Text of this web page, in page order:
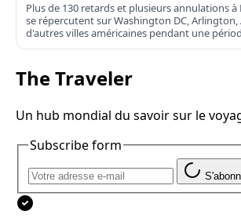
Plus de 130 retards et plusieurs annulations
se répercutent sur Washington DC, Arlington,
d'autres villes américaines pendant une
affluence.
The Traveler
Un hub mondial du savoir sur le
Subscribe form